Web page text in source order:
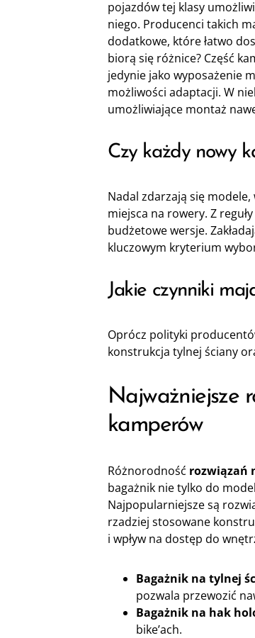
pojazdów tej klasy
niego. Producenci takich
dodatkowe, które łatwo
biorą się różnice? Część
jedynie jako wyposażenie
możliwości adaptacji. W
umożliwiające montaż
Czy każdy nowy
Nadal zdarzają się modele,
miejsca na rowery. Z
budżetowe wersje.
kluczowym kryterium
Jakie czynniki
Oprócz polityki
konstrukcja tylnej ściany
Najważniejsze
kamperów
Różnorodność rozwiązań
bagażnik nie tylko do
Najpopularniejsze są
rzadziej stosowane
i wpływ na dostęp do
Bagażnik na tylnej
pozwala przewozić
Bagażnik na hak
bike’ach.